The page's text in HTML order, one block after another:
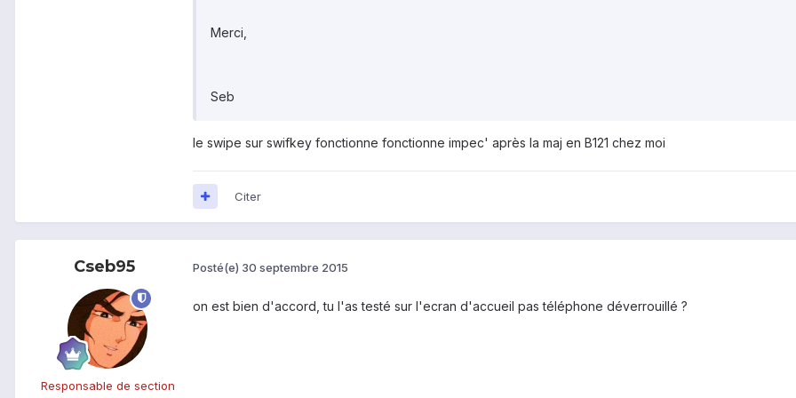
Merci,
Seb
le swipe sur swifkey fonctionne fonctionne impec' après la maj en B121 chez moi
Citer
Cseb95
Responsable de section
Posté(e) 30 septembre 2015
on est bien d'accord, tu l'as testé sur l'ecran d'accueil pas téléphone déverrouillé ?